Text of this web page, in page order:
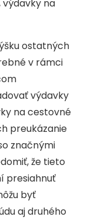
na
ostatných
v rámci
výdavky
na cestovné
preukázanie
značnými
že tieto
presiahnuť
byť
aj druhého